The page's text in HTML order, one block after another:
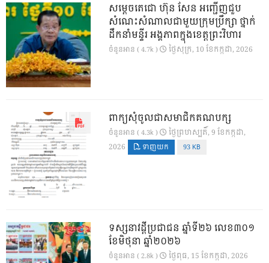
សម្តេចតេជោ ហ៊ុន សែន អញ្ជើញជួប
សំណេះសំណាលជាមួយក្រុមប្រឹក្សា ថ្នាក់
ដឹកនាំមន្ទីរ អង្គភាពក្នុងខេត្តព្រះវិហារ
ចំនួនអាន ( 4.7k ) ថ្ងៃ​សុក្រ, 10 ខែ​កក្កដា, 2026
ពាក្យសុំចូលជាសមាជិកគណបក្ស
ចំនួនអាន ( 4.3k )
ថ្ងៃ​ព្រហស្បតិ៍, 9 ខែ​កក្កដា,
2026
ទាញយក 93 KB
ទស្សនាវដ្ដីប្រជាជន ឆ្នាំទី២៦ លេខ៣០១
ខែមិថុនា ឆ្នាំ២០២៦
ចំនួនអាន ( 2.8k ) ថ្ងៃ​ពុធ, 15 ខែ​កក្កដា, 2026